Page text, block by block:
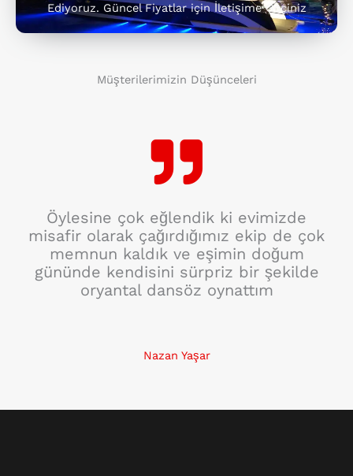
Ediyoruz. Güncel Fiyatlar için İletişime Geçiniz
Müşterilerimizin Düşünceleri
Öylesine çok eğlendik ki evimizde
misafir olarak çağırdığımız ekip de çok
memnun kaldık ve eşimin doğum
gününde kendisini sürpriz bir şekilde
oryantal dansöz oynattım
Nazan Yaşar